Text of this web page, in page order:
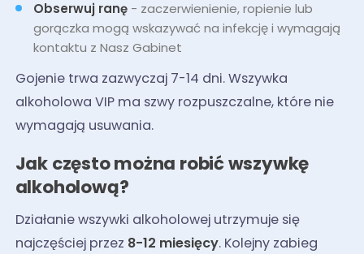
Obserwuj ranę - zaczerwienienie, ropienie lub
gorączka mogą wskazywać na infekcję i wymagają
kontaktu z Nasz Gabinet
Gojenie trwa zazwyczaj 7-14 dni. Wszywka
alkoholowa VIP ma szwy rozpuszczalne, które nie
wymagają usuwania.
Jak często można robić wszywkę
alkoholową?
Działanie wszywki alkoholowej utrzymuje się
najczęściej przez 8-12 miesięcy. Kolejny zabieg